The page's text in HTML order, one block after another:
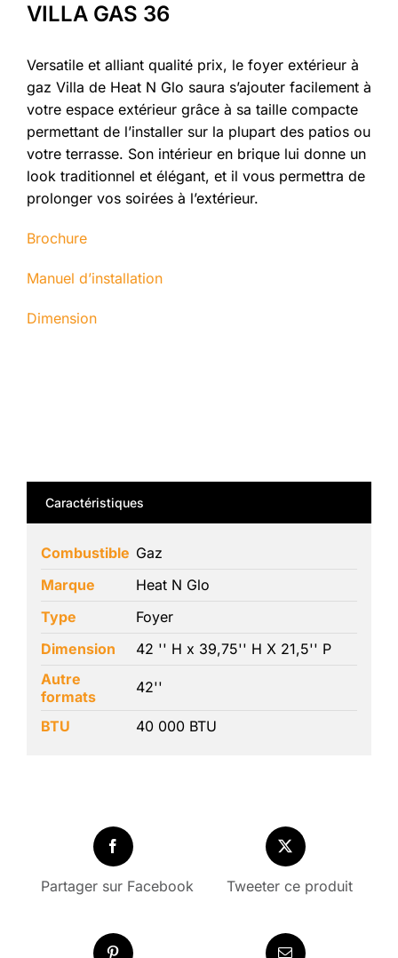
VILLA GAS 36
Versatile et alliant qualité prix, le foyer extérieur à
gaz Villa de Heat N Glo saura s’ajouter facilement à
votre espace extérieur grâce à sa taille compacte
permettant de l’installer sur la plupart des patios ou
votre terrasse. Son intérieur en brique lui donne un
look traditionnel et élégant, et il vous permettra de
prolonger vos soirées à l’extérieur.
Brochure
Manuel d’installation
Dimension
Caractéristiques
Combustible Gaz
Marque
Heat N Glo
Type
Foyer
Dimension
42 '' H x 39,75'' H X 21,5'' P
Autre
formats
42''
BTU 40 000 BTU
Partager sur Facebook Tweeter ce produit